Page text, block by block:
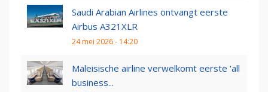
Saudi Arabian Airlines ontvangt eerste
Airbus A321XLR
24 mei 2026 - 14:20
Maleisische airline verwelkomt eerste 'all
business...